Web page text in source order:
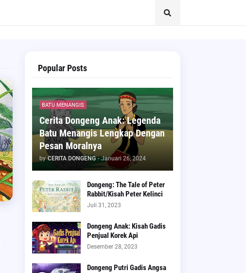
Popular Posts
BATU MENANGIS
Cerita Dongeng Anak: Legenda
Batu Menangis Lengkap Dengan
Pesan Moralnya
by CERITA DONGENG - Januari 26, 2024
Dongeng: The Tale of Peter
Rabbit/Kisah Peter Kelinci
Juli 31, 2023
Dongeng Anak: Kisah Gadis
Penjual Korek Api
Desember 28, 2023
Dongeng Putri Gadis Angsa